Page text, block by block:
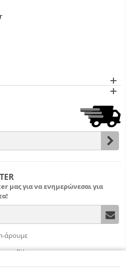
μας για να ενημερώνεσαι για
άρουμε
conditions